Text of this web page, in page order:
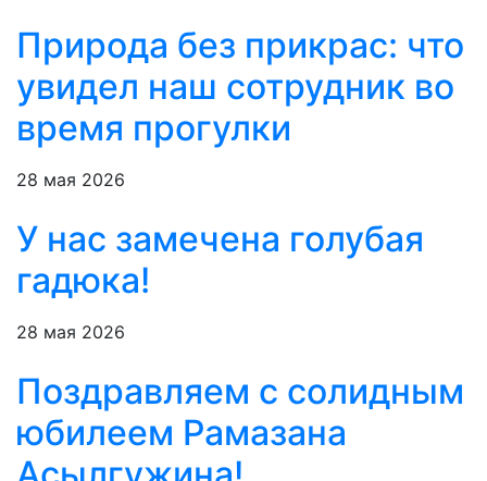
Природа без прикрас: что
увидел наш сотрудник во
время прогулки
28 мая 2026
У нас замечена голубая
гадюка!
28 мая 2026
Поздравляем с солидным
юбилеем Рамазана